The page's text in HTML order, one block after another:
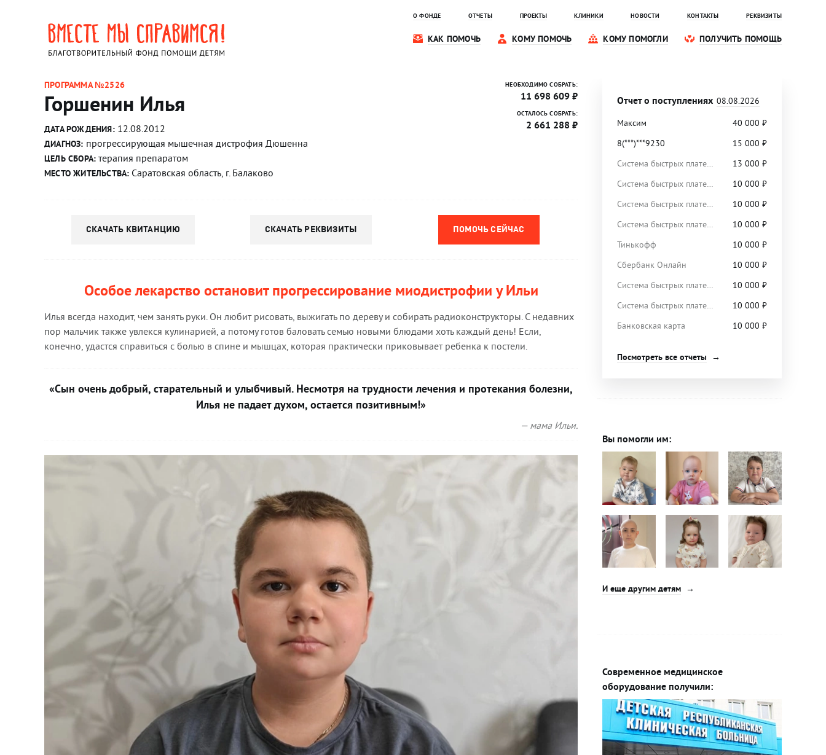
О ФОНДЕ ОТЧЕТЫ ПРОЕКТЫ КЛИНИКИ НОВОСТИ КОНТАКТЫ РЕКВИЗИТЫ
КАК ПОМОЧЬ КОМУ ПОМОЧЬ КОМУ ПОМОГЛИ ПОЛУЧИТЬ ПОМОЩЬ
ПРОГРАММА №2526
Горшенин Илья
ДАТА РОЖДЕНИЯ:12.08.2012
ДИАГНОЗ: прогрессирующая мышечная дистрофия Дюшенна
ЦЕЛЬ СБОРА: терапия препаратом
МЕСТО ЖИТЕЛЬСТВА: Саратовская область, г. Балаково
НЕОБХОДИМО СОБРАТЬ:
11 698 609 ₽
ОСТАЛОСЬ СОБРАТЬ:
2 661 288 ₽
СКАЧАТЬ КВИТАНЦИЮ СКАЧАТЬ РЕКВИЗИТЫ ПОМОЧЬ СЕЙЧАС
Особое лекарство остановит прогрессирование миодистрофии у Ильи
Илья всегда находит, чем занять руки. Он любит рисовать, выжигать по дереву и собирать радиоконструкторы. С недавних
пор мальчик также увлекся кулинарией, а потому готов баловать семью новыми блюдами хоть каждый день! Если,
конечно, удастся справиться с болью в спине и мышцах, которая практически приковывает ребенка к постели.
«Сын очень добрый, старательный и улыбчивый. Несмотря на трудности лечения и протекания болезни,
Илья не падает духом, остается позитивным!»
— мама Ильи.
Отчет о поступлениях 08.08.2026
Максим
40 000 ₽
8(***)***9230
15 000 ₽
Система быстрых платежей
13 000 ₽
Система быстрых платежей
10 000 ₽
Система быстрых платежей
10 000 ₽
Система быстрых платежей
10 000 ₽
Тинькофф
10 000 ₽
Сбербанк Онлайн
10 000 ₽
Система быстрых платежей
10 000 ₽
Система быстрых платежей
10 000 ₽
Банковская карта
10 000 ₽
Посмотреть все отчеты
Вы помогли им:
И еще другим детям
Современное медицинское
оборудование получили: